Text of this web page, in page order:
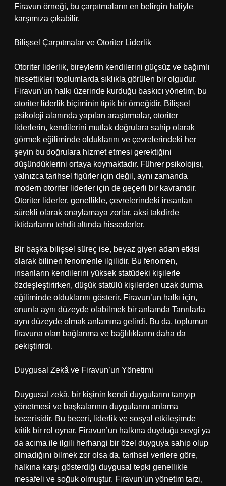
Firavun örneği, bu çarpıtmaların en belirgin haliyle
karşımıza çıkabilir.
Bilişsel Çarpıtmalar ve Otoriter Liderlik
Otoriter liderlik, bireylerin kendilerini güçsüz ve bağımlı
hissettikleri toplumlarda sıklıkla görülen bir olgudur.
Firavun’un halkı üzerinde kurduğu baskıcı yönetim, bu
otoriter liderlik biçiminin tipik bir örneğidir. Bilişsel
psikoloji alanında yapılan araştırmalar, otoriter
liderlerin, kendilerini mutlak doğrulara sahip olarak
görmek eğiliminde olduklarını ve çevrelerindeki her
şeyin bu doğrulara hizmet etmesi gerektiğini
düşündüklerini ortaya koymaktadır. Führer psikolojisi,
yalnızca tarihsel figürler için değil, aynı zamanda
modern otoriter liderler için de geçerli bir kavramdır.
Otoriter liderler, genellikle, çevrelerindeki insanları
sürekli olarak onaylamaya zorlar, aksi takdirde
iktidarlarını tehdit altında hissederler.
Bir başka bilişsel süreç ise, beyaz giyen adam etkisi
olarak bilinen fenomenle ilgilidir. Bu fenomen,
insanların kendilerini yüksek statüdeki kişilerle
özdeşleştirirken, düşük statülü kişilerden uzak durma
eğiliminde olduklarını gösterir. Firavun’un halkı için,
onunla aynı düzeyde olabilmek bir anlamda Tanrılarla
aynı düzeyde olmak anlamına gelirdi. Bu da, toplumun
firavuna olan bağlanma ve bağlılıklarını daha da
pekiştirirdi.
Duygusal Zekâ ve Firavun’un Yönetimi
Duygusal zekâ, bir kişinin kendi duygularını tanıyıp
yönetmesi ve başkalarının duygularını anlama
becerisidir. Bu beceri, liderlik ve sosyal etkileşimde
kritik bir rol oynar. Firavun’un halkına duyduğu sevgi ya
da acıma ile ilgili herhangi bir özel duyguya sahip olup
olmadığını bilmek zor olsa da, tarihsel verilere göre,
halkına karşı gösterdiği duygusal tepki genellikle
mesafeli ve soğuk olmuştur. Firavun’un yönetim tarzı,